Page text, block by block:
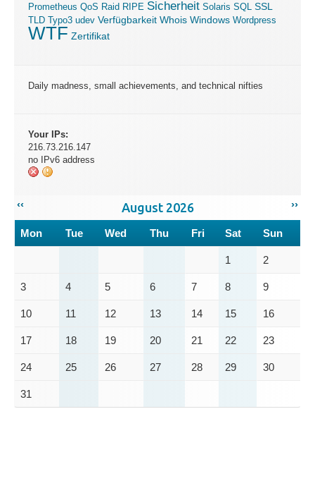
Prometheus QoS Raid RIPE Sicherheit Solaris SQL SSL
TLD Typo3 udev Verfügbarkeit Whois Windows Wordpress
WTF Zertifikat
Daily madness, small achievements, and technical nifties
Your IPs:
216.73.216.147
no IPv6 address
‹‹ ››
August 2026
Mon Tue Wed Thu Fri Sat Sun
1 2
3 4 5 6 7 8 9
10 11 12 13 14 15 16
17 18 19 20 21 22 23
24 25 26 27 28 29 30
31